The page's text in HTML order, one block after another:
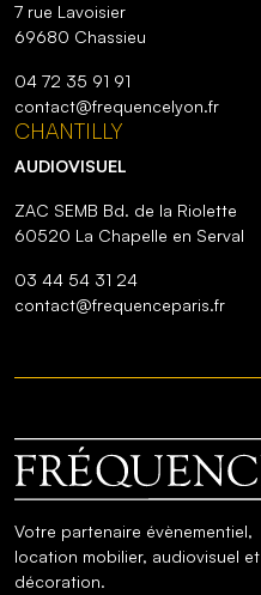
7 rue Lavoisier
69680 Chassieu
04 72 35 91 91
contact@frequencelyon.fr
CHANTILLY
AUDIOVISUEL
ZAC SEMB Bd. de la Riolette
60520 La Chapelle en Serval
03 44 54 31 24
contact@frequenceparis.fr
Votre partenaire évènementiel,
location mobilier, audiovisuel et
décoration.